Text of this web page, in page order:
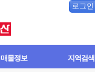
로그인
매물정보 지역검색